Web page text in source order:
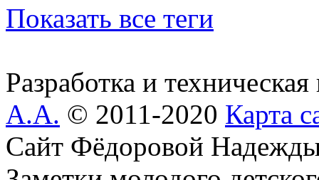
Показать все теги
Разработка и
А.А. © 2011-2020 Карта
Сайт Фёдоровой